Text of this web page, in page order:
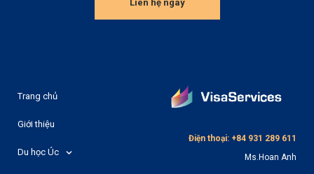
Liên hệ ngay
Trang chủ
Giới thiệu
Du học Úc
Điện thoại: +84 931 289 611
Ms.Hoan Anh